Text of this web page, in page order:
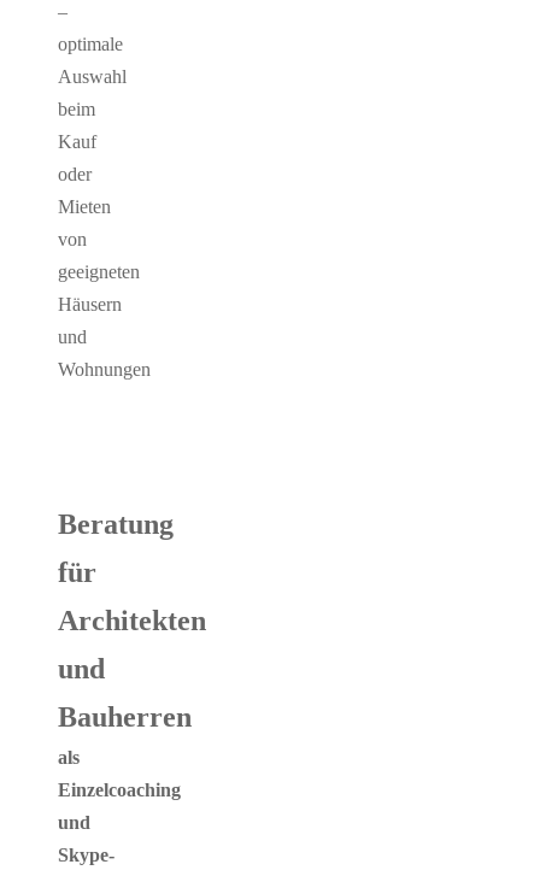
–
optimale
Auswahl
beim
Kauf
oder
Mieten
von
geeigneten
Häusern
und
Wohnungen
Beratung
für
Architekten
und
Bauherren
als
Einzelcoaching
und
Skype-